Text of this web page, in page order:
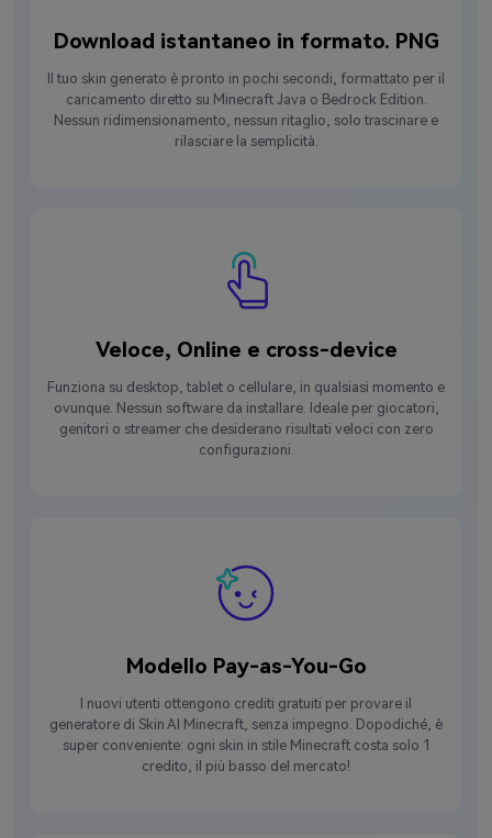
Download istantaneo in formato. PNG
Il tuo skin generato è pronto in pochi secondi, formattato per il
caricamento diretto su Minecraft Java o Bedrock Edition.
Nessun ridimensionamento, nessun ritaglio, solo trascinare e
rilasciare la semplicità.
Veloce, Online e cross-device
Funziona su desktop, tablet o cellulare, in qualsiasi momento e
ovunque. Nessun software da installare. Ideale per giocatori,
genitori o streamer che desiderano risultati veloci con zero
configurazioni.
Modello Pay-as-You-Go
I nuovi utenti ottengono crediti gratuiti per provare il
generatore di Skin AI Minecraft, senza impegno. Dopodiché, è
super conveniente: ogni skin in stile Minecraft costa solo 1
credito, il più basso del mercato!